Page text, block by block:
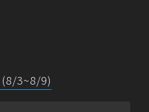
(8/3~8/9)